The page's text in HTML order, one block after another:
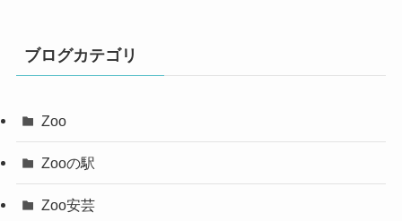
ブログカテゴリ
Zoo
Zooの駅
Zoo安芸